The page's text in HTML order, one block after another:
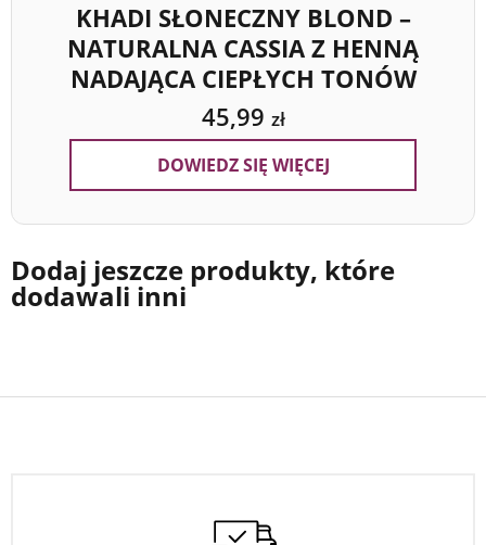
KHADI SŁONECZNY BLOND –
NATURALNA CASSIA Z HENNĄ
NADAJĄCA CIEPŁYCH TONÓW
45,99 zł
DOWIEDZ SIĘ WIĘCEJ
Dodaj jeszcze produkty, które
dodawali inni